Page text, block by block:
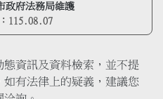
政府法務局維護
115.08.07
資訊及資料檢索，並不提
有法律上的疑義，建議您